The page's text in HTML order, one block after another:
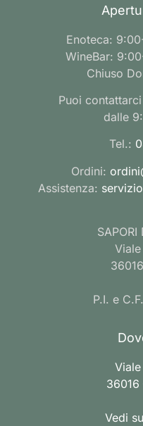
Enoteca:
WineBar:
Chiuso
Puoi
dalle
Tel.:
Ordini:
Assistenza:
SAPORI
Viale
P.I. e
Viale
36016
Vedi